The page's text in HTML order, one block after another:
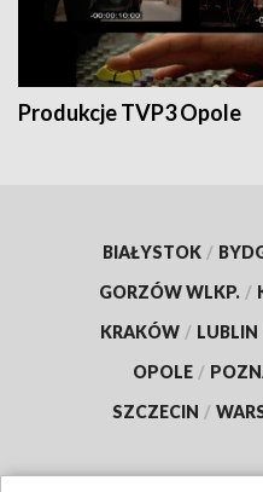
Produkcje TVP3 Opole
BIAŁYSTOK /
GORZÓW WLKP. /
KRAKÓW / LUBLIN
OPOLE /
SZCZECIN /